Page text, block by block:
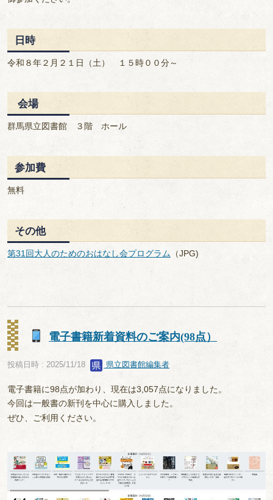
日時
令和８年２月２１日（土） １５時００分～
会場
群馬県立図書館 ３階 ホール
参加費
無料
その他
第31回大人のためのおはなし会プログラム （JPG)
電子書籍新着資料のご案内(98点）
投稿日時 : 2025/11/18 県立図書館編集者
電子書籍に98点が加わり、現在は3,057点になりました。
今回は一般書の新刊を中心に購入しました。
ぜひ、ご利用ください。